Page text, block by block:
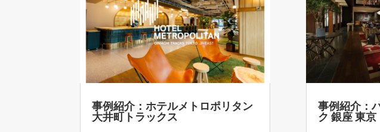
事例紹介：ホテルメトロポリタン
大井町トラックス
事例紹介：
ク 銀座 東京